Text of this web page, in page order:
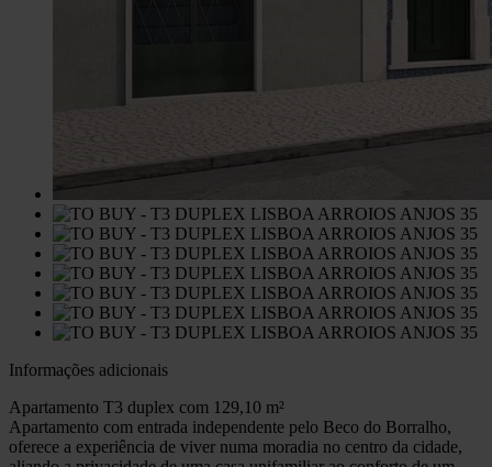
Informações adicionais
Apartamento T3 duplex com 129,10 m²
Apartamento com entrada independente pelo Beco do Borralho,
oferece a experiência de viver numa moradia no centro da cidade,